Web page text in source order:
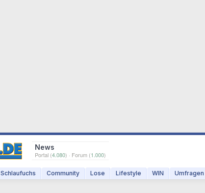
News
Portal (4.080) · Forum (1.000)
Schlaufuchs Community Lose Lifestyle WIN Umfragen